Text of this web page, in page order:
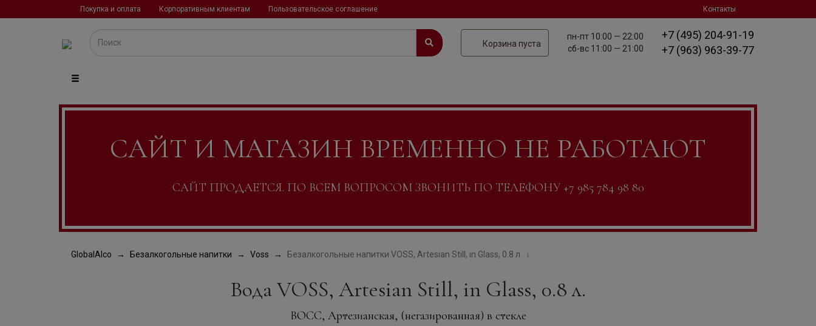
Покупка и оплата Корпоративным клиентам Пользовательское соглашение Контакты
Корзина пуста
пн-пт 10:00 — 22:00
сб-вс 11:00 — 21:00
+7 (495) 204-91-19
+7 (963) 963-39-77
САЙТ И МАГАЗИН ВРЕМЕННО НЕ РАБОТАЮТ
САЙТ ПРОДАЕТСЯ. ПО ВСЕМ ВОПРОСОМ ЗВОНИТЬ ПО ТЕЛЕФОНУ +7 985 784 98 80
GlobalAlco Безалкогольные напитки Voss Безалкогольные напитки VOSS, Artesian Still, in Glass, 0.8 л.
Вода VOSS, Artesian Still, in Glass, 0.8 л.
ВОСС, Артезианская, (негазированная) в стекле